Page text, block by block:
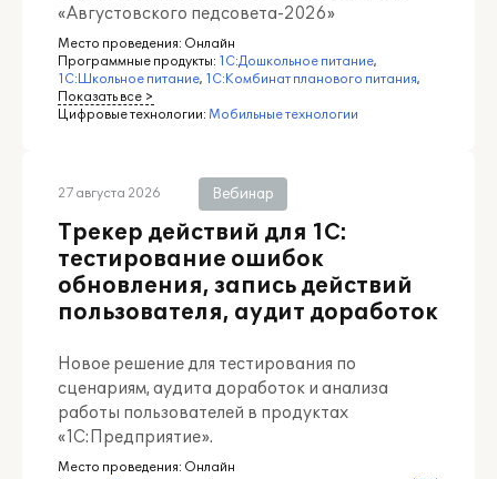
«Августовского педсовета-2026»
Место проведения: Онлайн
Программные продукты: 1С:Дошкольное питание,
1С:Школьное питание, 1С:Комбинат планового питания,
Показать все >
Цифровые технологии: Мобильные технологии
27 августа 2026 Вебинар
Трекер действий для 1С:
тестирование ошибок
обновления, запись действий
пользователя, аудит доработок
Новое решение для тестирования по
сценариям, аудита доработок и анализа
работы пользователей в продуктах
«1С:Предприятие».
Место проведения: Онлайн